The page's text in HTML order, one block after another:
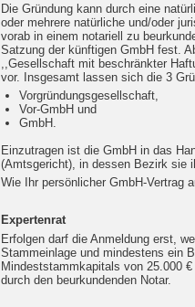
Die Gründung kann durch eine
oder mehrere natürliche und/oder
vorab in einem notariell zu
Satzung der künftigen GmbH fest.
,,Gesellschaft mit beschränkter
vor. Insgesamt lassen sich die 3
Vorgründungsgesellschaft,
Vor-GmbH und
GmbH.
Einzutragen ist die GmbH in das
(Amtsgericht), in dessen Bezirk sie
Wie Ihr persönlicher GmbH-Vertrag
Expertenrat
Erfolgen darf die Anmeldung erst,
Stammeinlage und mindestens ein
Mindeststammkapitals von 25.000
durch den beurkundenden Notar.